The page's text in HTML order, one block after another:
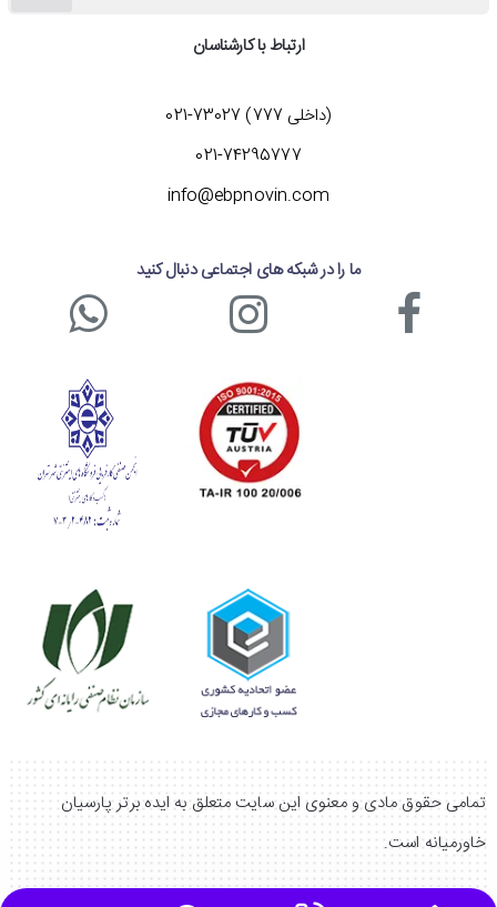
ارتباط با کارشناسان
(داخلی 777) 73027-021
021-74295777
info@ebpnovin.com
ما را در شبکه های اجتماعی دنبال کنید
تمامی حقوق مادی و معنوی این سایت متعلق به ایده برتر پارسیان
خاورمیانه است.